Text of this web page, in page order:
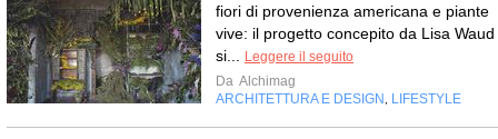
fiori di provenienza americana e piante
vive: il progetto concepito da Lisa Waud
si...
Leggere il seguito
Da Alchimag
ARCHITETTURA E DESIGN
LIFESTYLE